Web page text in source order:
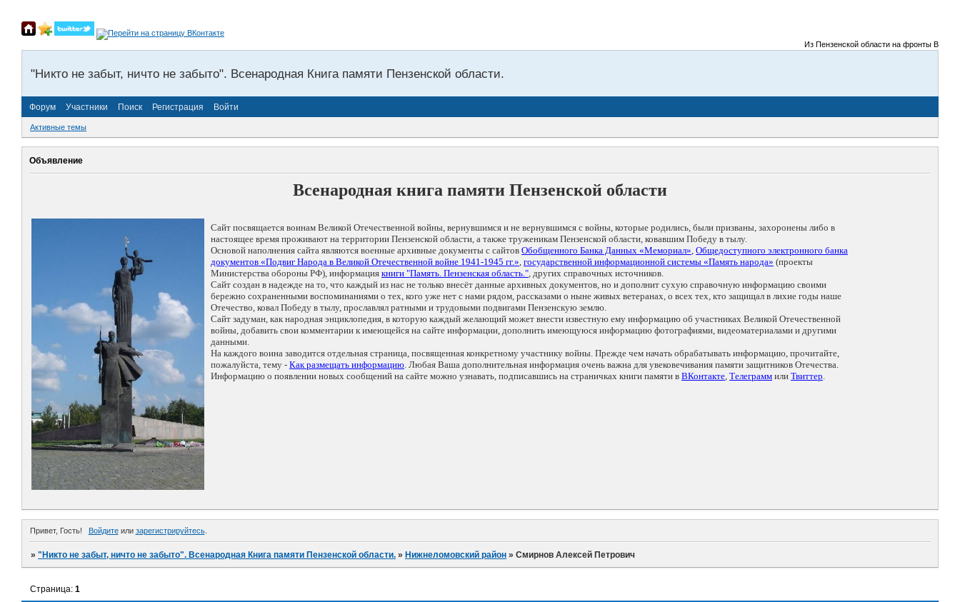
Из Пензенской области на фронты
"Никто не забыт, ничто не забыто". Всенародная Книга памяти Пензенской области.
Форум Участники Поиск Регистрация Войти
Активные темы
Объявление
Всенародная книга памяти Пензенской области
Сайт посвящается воинам Великой Отечественной войны, вернувшимся и не вернувшимся с войны, которые родились, были призваны, захоронены либо в
настоящее время проживают на территории Пензенской области, а также труженикам Пензенской области, ковавшим Победу в тылу.
Основой наполнения сайта являются военные архивные документы с сайтов Обобщенного Банка Данных «Мемориал», Общедоступного электронного банка
документов «Подвиг Народа в Великой Отечественной войне 1941-1945 гг.», государственной информационной системы «Память народа» (проекты
Министерства обороны РФ), информация книги "Память. Пензенская область.", других справочных источников.
Сайт создан в надежде на то, что каждый из нас не только внесёт данные архивных документов, но и дополнит сухую справочную информацию своими
бережно сохраненными воспоминаниями о тех, кого уже нет с нами рядом, рассказами о ныне живых ветеранах, о всех тех, кто защищал в лихие годы наше
Отечество, ковал Победу в тылу, прославлял ратными и трудовыми подвигами Пензенскую землю.
Сайт задуман, как народная энциклопедия, в которую каждый желающий может внести известную ему информацию об участниках Великой Отечественной
войны, добавить свои комментарии к имеющейся на сайте информации, дополнить имеющуюся информацию фотографиями, видеоматериалами и другими
данными.
На каждого воина заводится отдельная страница, посвященная конкретному участнику войны. Прежде чем начать обрабатывать информацию, прочитайте,
пожалуйста, тему - Как размещать информацию. Любая Ваша дополнительная информация очень важна для увековечивания памяти защитников Отечества.
Информацию о появлении новых сообщений на сайте можно узнавать, подписавшись на страничках книги памяти в ВКонтакте, Телеграмм или Твиттер.
Привет, Гость! Войдитеили зарегистрируйтесь.
»"Никто не забыт, ничто не забыто". Всенародная Книга памяти Пензенской области. » Нижнеломовский район »Смирнов Алексей Петрович
Страница:1